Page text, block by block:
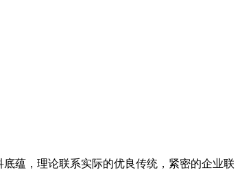
蕴，理论联系实际的优良传统，紧密的企业联